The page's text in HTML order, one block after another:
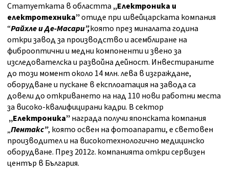
Статуетката в областта„Електроника и
електротехника”отиде при швейцарската компания
“Райхле и Де-Масари”,която през миналата година
откри завод за производство и асемблиране на
фиброоптични и медни компоненти и звено за
изследователска и развойна дейност. Инвестираните
до този момент около 14 млн. лева в изграждане,
оборудване и пускане в експлоатация на завода са
довели до откриването на над 110 нови работни места
за високо-квалифицирани кадри. В сектор
„Електроника”награда получи японската компания
„Пентакс”, която освен на фотоапарати, е световен
производител и на високотехнологично медицинско
оборудване. През 2012г. компанията откри сервизен
център в България.